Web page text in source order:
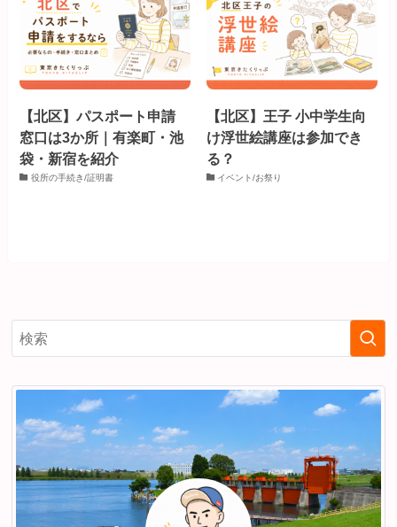
【北区】パスポート申請
窓口は3か所｜有楽町・池
袋・新宿を紹介
役所の手続き/証明書
【北区】王子 小中学生向
け浮世絵講座は参加でき
る？
イベント/お祭り